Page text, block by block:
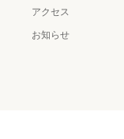
アクセス
お知らせ